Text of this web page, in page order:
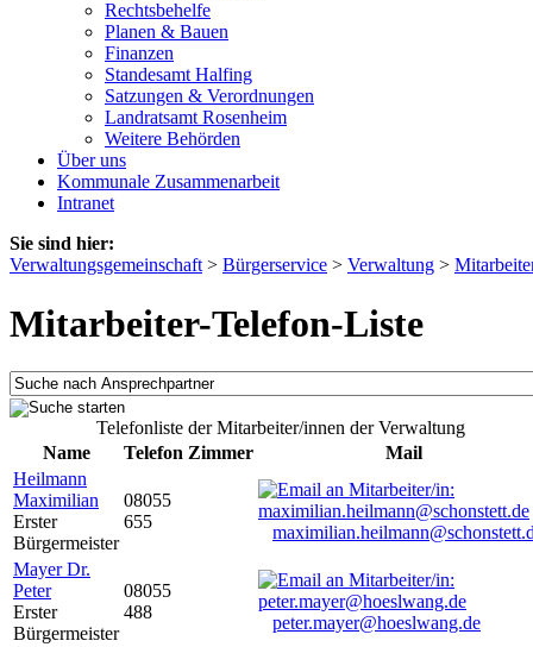
Rechtsbehelfe
Planen & Bauen
Finanzen
Standesamt Halfing
Satzungen & Verordnungen
Landratsamt Rosenheim
Weitere Behörden
Über uns
Kommunale Zusammenarbeit
Intranet
Sie sind hier:
Verwaltungsgemeinschaft > Bürgerservice > Verwaltung >
Mitarbeiter-Telefon-Liste
Telefonliste der Mitarbeiter/innen der Verwaltung
Name
Telefon Zimmer
Mail
Heilmann
Maximilian
Erster
Bürgermeister
08055
655
Mayer Dr.
Peter
Erster
Bürgermeister
08055
488
peter.mayer@hoeslwang.de